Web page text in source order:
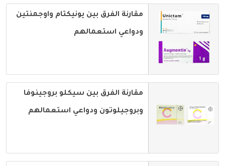
مقارنة الفرق بين يونيكتام واوجمنتين
ودواعي استعمالهم
مقارنة الفرق بين سيكلو بروجينوفا
وبروجيلوتون ودواعي استعمالهم